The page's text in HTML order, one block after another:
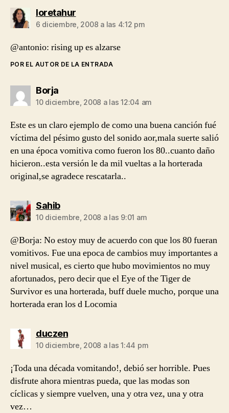
loretahurdice:
6 diciembre, 2008 a las 4:12 pm
@antonio: rising up es alzarse
POR EL AUTOR DE LA ENTRADA
Borjadice:
10 diciembre, 2008 a las 12:04 am
Este es un claro ejemplo de como una buena canción fué
víctima del pésimo gusto del sonido aor,mala suerte salió
en una época vomitiva como fueron los 80..cuanto daño
hicieron..esta versión le da mil vueltas a la horterada
original,se agradece rescatarla..
Sahibdice:
10 diciembre, 2008 a las 9:01 am
@Borja: No estoy muy de acuerdo con que los 80 fueran
vomitivos. Fue una epoca de cambios muy importantes a
nivel musical, es cierto que hubo movimientos no muy
afortunados, pero decir que el Eye of the Tiger de
Survivor es una horterada, buff duele mucho, porque una
horterada eran los d Locomia
duczendice:
10 diciembre, 2008 a las 1:44 pm
¡Toda una década vomitando!, debió ser horrible. Pues
disfrute ahora mientras pueda, que las modas son
cíclicas y siempre vuelven, una y otra vez, una y otra
vez…